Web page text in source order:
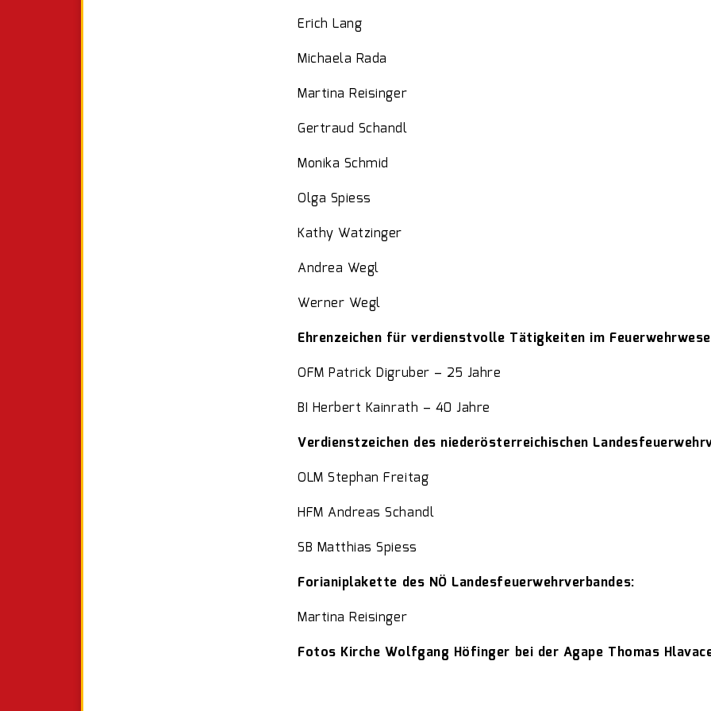
Erich Lang
Michaela Rada
Martina Reisinger
Gertraud Schandl
Monika Schmid
Olga Spiess
Kathy Watzinger
Andrea Wegl
Werner Wegl
Ehrenzeichen für verdienstvolle Tätigkeiten im
OFM Patrick Digruber – 25 Jahre
BI Herbert Kainrath – 40 Jahre
Verdienstzeichen des niederösterreichischen
OLM Stephan Freitag
HFM Andreas Schandl
SB Matthias Spiess
Forianiplakette des NÖ Landesfeuerwehrverbandes:
Martina Reisinger
Fotos Kirche Wolfgang Höfinger bei der Agape Thomas